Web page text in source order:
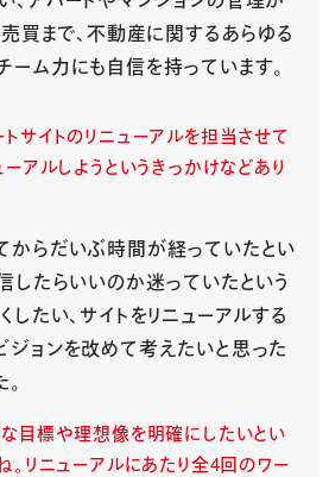
売買まで、不動産に関するあらゆる
ーム力にも自信を持っています。
サイトのリニューアルを担当させて
ーアルしようというきっかけなどあり
からだいぶ時間が経っていたとい
したらいいのか迷っていたという
したい、サイトをリニューアルする
ジョンを改めて考えたいと思った
な目標や理想像を明確にしたいとい
。リニューアルにあたり全4回のワー